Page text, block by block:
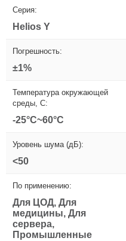
Серия:
Helios Y
Погрешность:
±1%
Температура окружающей
среды, С:
-25°C~60°C
Уровень шума (дБ):
<50
По применению:
Для ЦОД, Для
медицины, Для
сервера,
Промышленные